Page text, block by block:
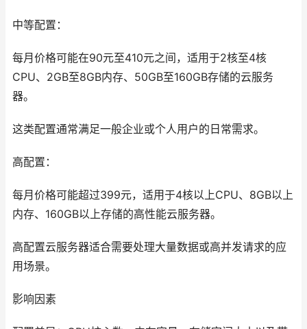
中等配置：
每月价格可能在90元至410元之间，适用于2核至4核
CPU、2GB至8GB内存、50GB至160GB存储的云服务
器。
这类配置通常满足一般企业或个人用户的日常需求。
高配置：
每月价格可能超过399元，适用于4核以上CPU、8GB以上
内存、160GB以上存储的高性能云服务器。
高配置云服务器适合需要处理大量数据或高并发请求的应
用场景。
影响因素